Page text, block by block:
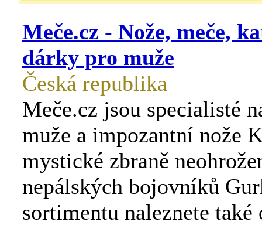
Meče.cz - Nože, meče,
dárky pro muže
Česká republika
Meče.cz jsou specialisté
muže a impozantní nože
mystické zbraně
nepálských bojovníků
sortimentu naleznete